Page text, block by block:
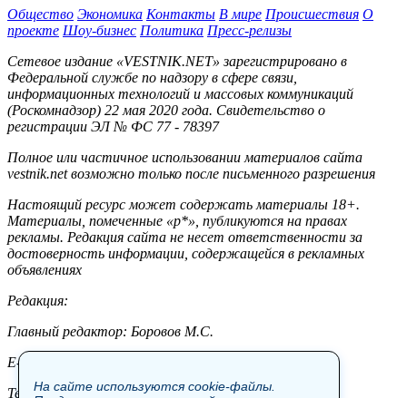
Общество Экономика Контакты В мире Происшествия О
проекте Шоу-бизнес Политика Пресс-релизы
Сетевое издание «VESTNIK.NET» зарегистрировано в
Федеральной службе по надзору в сфере связи,
информационных технологий и массовых коммуникаций
(Роскомнадзор) 22 мая 2020 года. Свидетельство о
регистрации ЭЛ № ФС 77 - 78397
Полное или частичное использовании материалов сайта
vestnik.net возможно только после письменного разрешения
Настоящий ресурс может содержать материалы 18+.
Материалы, помеченные «р*», публикуются на правах
рекламы. Редакция сайта не несет ответственности за
достоверность информации, содержащейся в рекламных
объявлениях
Редакция:
Главный редактор: Боровов М.С.
E-mail: site@vestnik.net, reb.msk@yandex.ru
Тел.: +7 (921) 720-00-97
На сайте используются cookie-файлы.